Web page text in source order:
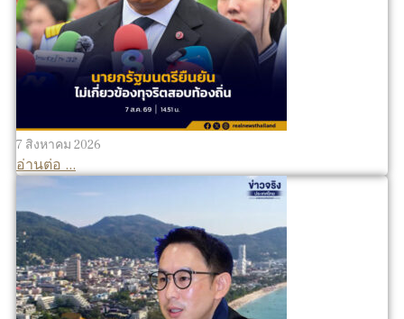
7 สิงหาคม 2026
อ่านต่อ ...